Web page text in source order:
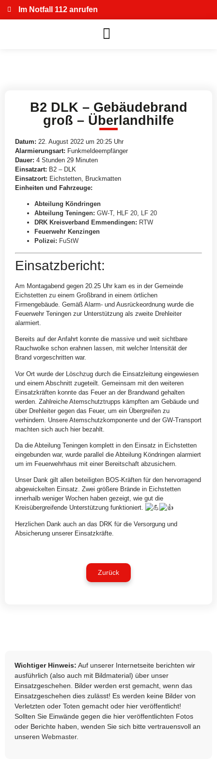
Im Notfall 112 anrufen
B2 DLK – Gebäudebrand
groß – Überlandhilfe
Datum: 22. August 2022 um 20:25 Uhr
Alarmierungsart: Funkmeldeempfänger
Dauer: 4 Stunden 29 Minuten
Einsatzart: B2 – DLK
Einsatzort: Eichstetten, Bruckmatten
Einheiten und Fahrzeuge:
Abteilung Köndringen
Abteilung Teningen: GW-T, HLF 20, LF 20
DRK Kreisverband Emmendingen: RTW
Feuerwehr Kenzingen
Polizei: FuStW
Einsatzbericht:
Am Montagabend gegen 20.25 Uhr kam es in der Gemeinde
Eichstetten zu einem Großbrand in einem örtlichen
Firmengebäude. Gemäß Alarm- und Ausrückeordnung wurde die
Feuerwehr Teningen zur Unterstützung als zweite Drehleiter
alarmiert.
Bereits auf der Anfahrt konnte die massive und weit sichtbare
Rauchwolke schon erahnen lassen, mit welcher Intensität der
Brand vorgeschritten war.
Vor Ort wurde der Löschzug durch die Einsatzleitung eingewiesen
und einem Abschnitt zugeteilt. Gemeinsam mit den weiteren
Einsatzkräften konnte das Feuer an der Brandwand gehalten
werden. Zahlreiche Atemschutztrupps kämpften am Gebäude und
über Drehleiter gegen das Feuer, um ein Übergreifen zu
verhindern. Unsere Atemschutzkomponente und der GW-Transport
machten sich auch hier bezahlt.
Da die Abteilung Teningen komplett in den Einsatz in Eichstetten
eingebunden war, wurde parallel die Abteilung Köndringen alarmiert
um im Feuerwehrhaus mit einer Bereitschaft abzusichern.
Unser Dank gilt allen beteiligten BOS-Kräften für den hervorragend
abgewickelten Einsatz. Zwei größere Brände in Eichstetten
innerhalb weniger Wochen haben gezeigt, wie gut die
Kreisübergreifende Unterstützung funktioniert.
Herzlichen Dank auch an das DRK für die Versorgung und
Absicherung unserer Einsatzkräfte.
Zurück
Wichtiger Hinweis: Auf unserer Internetseite berichten wir
ausführlich (also auch mit Bildmaterial) über unser
Einsatzgeschehen. Bilder werden erst gemacht, wenn das
Einsatzgeschehen dies zulässt! Es werden keine Bilder von
Verletzten oder Toten gemacht oder hier veröffentlicht!
Sollten Sie Einwände gegen die hier veröffentlichten Fotos
oder Berichte haben, wenden Sie sich bitte vertrauensvoll an
unseren Webmaster.